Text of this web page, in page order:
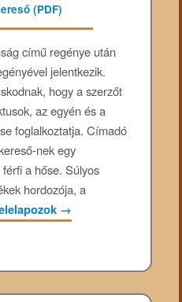
című regénye után
jelentkezik.
hogy a szerzőt
az egyén és a
foglalkoztatja. Címadó
nek egy
a hőse. Súlyos
hordozója, a
→